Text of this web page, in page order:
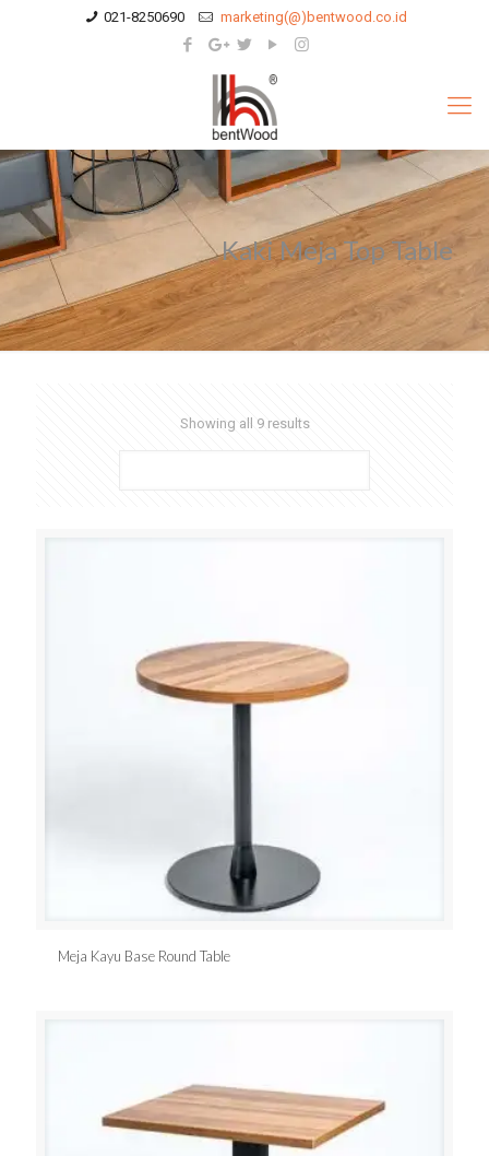
021-8250690 marketing(@)bentwood.co.id
Kaki Meja Top Table
Showing all 9 results
Meja Kayu Base Round Table